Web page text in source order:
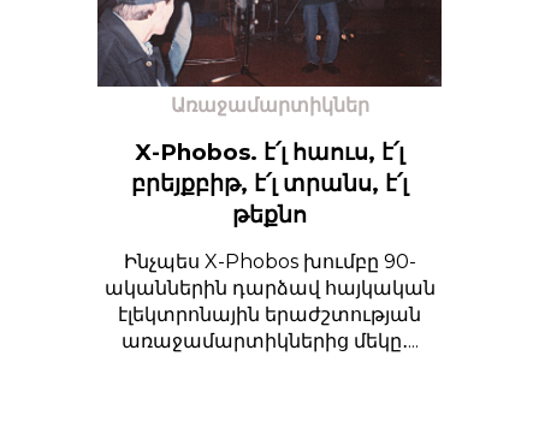
Առաջամարտիկներ
X-Phobos. է՛լ հաուս, է՛լ
բրեյքբիթ, է՛լ տրանս, է՛լ
թեքնո
Ինչպես X-Phobos խումբը 90-
ականներին դարձավ հայկական
էլեկտրոնային երաժշտության
առաջամարտիկներից մեկը․...